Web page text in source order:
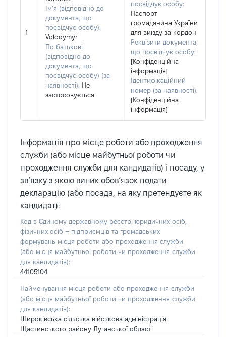
1
Ім’я (відповідно до
документа, що
посвідчує особу):
Volodymyr
По батькові
(відповідно до
документа, що
посвідчує особу) (за
наявності): Не
застосовується
посвідчує особу:
Паспорт
громадянина України
для виїзду за кордон
Реквізити документа,
що посвідчує особу:
[Конфіденційна
інформація]
Ідентифікаційний
номер (за наявності):
[Конфіденційна
інформація]
Інформація про місце роботи або проходження
служби (або місце майбутньої роботи чи
проходження служби для кандидатів) і посаду, у
зв’язку з якою виник обов’язок подати
декларацію (або посада, на яку претендуєте як
кандидат):
Код в Єдиному державному реєстрі юридичних осіб,
фізичних осіб – підприємців та громадських
формувань місця роботи або проходження служби
(або місця майбутньої роботи чи проходження служби
для кандидатів):
44105104
Найменування місця роботи або проходження служби
(або місця майбутньої роботи чи проходження служби
для кандидатів):
Широківська сільська військова адміністрація
Щастинського району Луганської області